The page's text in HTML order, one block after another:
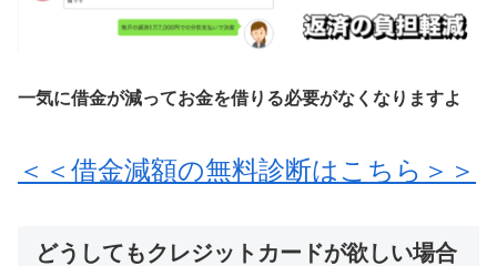
一気に借金が減ってお金を借りる必要がなくなりますよ
＜＜借金減額の無料診断はこちら＞＞
どうしてもクレジットカードが欲しい場合